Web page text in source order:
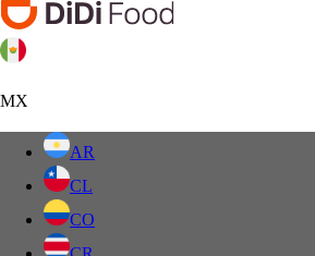
MX
AR
CL
CO